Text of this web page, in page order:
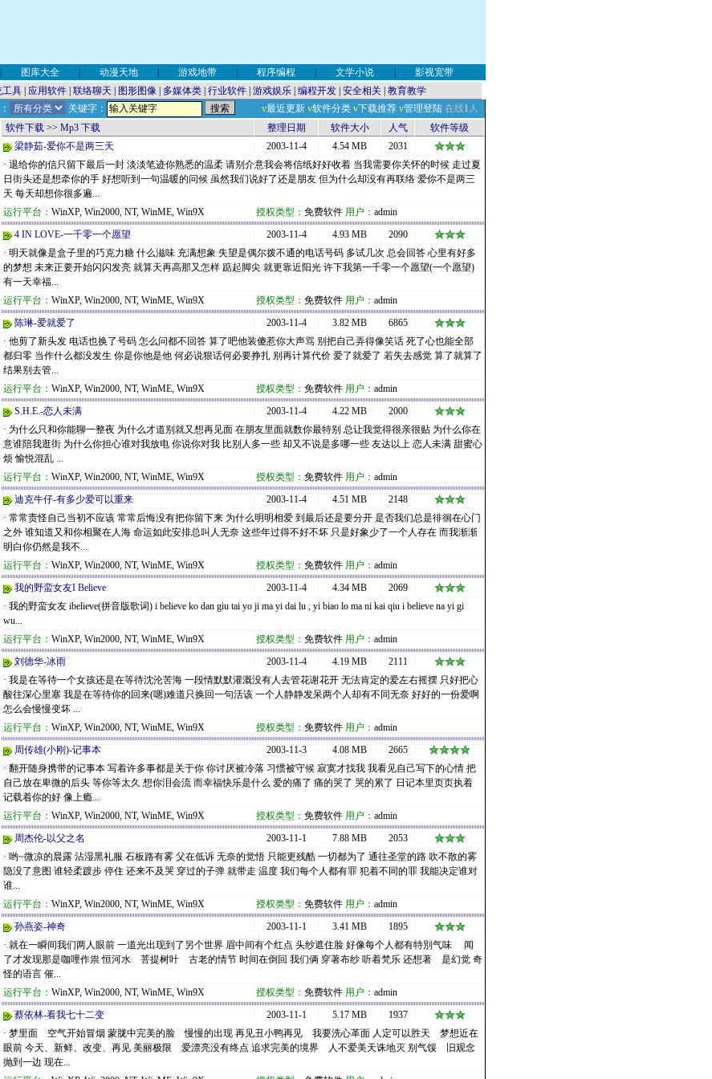
| 图库大全 | 动漫天地 | 游戏地带 | 程序编程 | 文学小说 |
影视宽带
工具 应用软件 联络聊天 图形图像 多媒体类 行业软件 游戏娱乐 编程开发 安全相关 教育教学
关键字： v最近更新 v软件分类 v下载推荐 v管理登陆 在线1人
软件下载 >> Mp3 下载 整理日期 软件大小 人气
软件等级
梁静茹-爱你不是两三天
2003-11-4 4.54 MB
2031
· 退给你的信只留下最后一封 淡淡笔迹你熟悉的温柔 请别介意我会将信纸好好收着 当我需要你关怀的时候 走过夏
日街头还是想牵你的手 好想听到一句温暖的问候 虽然我们说好了还是朋友 但为什么却没有再联络 爱你不是两三
天 每天却想你很多遍...
运行平台： WinXP, Win2000, NT, WinME, Win9X 授权类型： 免费软件 用户： admin
4 IN LOVE-一千零一个愿望
2003-11-4 4.93 MB
2090
· 明天就像是盒子里的巧克力糖 什么滋味 充满想象 失望是偶尔拨不通的电话号码 多试几次 总会回答 心里有好多
的梦想 未来正要开始闪闪发亮 就算天再高那又怎样 踮起脚尖 就更靠近阳光 许下我第一千零一个愿望(一个愿望)
有一天幸福...
运行平台： WinXP, Win2000, NT, WinME, Win9X 授权类型： 免费软件 用户： admin
陈琳-爱就爱了
2003-11-4 3.82 MB
6865
· 他剪了新头发 电话也换了号码 怎么问都不回答 算了吧他装傻惹你大声骂 别把自己弄得像笑话 死了心也能全部
都归零 当作什么都没发生 你是你他是他 何必说狠话何必要挣扎 别再计算代价 爱了就爱了 若失去感觉 算了就算了
结果别去管...
运行平台： WinXP, Win2000, NT, WinME, Win9X 授权类型： 免费软件 用户： admin
S.H.E.-恋人未满
2003-11-4 4.22 MB
2000
· 为什么只和你能聊一整夜 为什么才道别就又想再见面 在朋友里面就数你最特别 总让我觉得很亲很贴 为什么你在
意谁陪我逛街 为什么你担心谁对我放电 你说你对我 比别人多一些 却又不说是多哪一些 友达以上 恋人未满 甜蜜心
烦 愉悦混乱 ...
运行平台： WinXP, Win2000, NT, WinME, Win9X 授权类型： 免费软件 用户： admin
迪克牛仔-有多少爱可以重来
2003-11-4 4.51 MB
2148
· 常常责怪自己当初不应该 常常后悔没有把你留下来 为什么明明相爱 到最后还是要分开 是否我们总是徘徊在心门
之外 谁知道又和你相聚在人海 命运如此安排总叫人无奈 这些年过得不好不坏 只是好象少了一个人存在 而我渐渐
明白你仍然是我不...
运行平台： WinXP, Win2000, NT, WinME, Win9X 授权类型： 免费软件 用户： admin
我的野蛮女友I Believe
2003-11-4 4.34 MB
2069
· 我的野蛮女友 ibelieve(拼音版歌词) i believe ko dan giu tai yo ji ma yi dai lu , yi biao lo ma ni kai qiu i believe na yi gi
wu...
运行平台： WinXP, Win2000, NT, WinME, Win9X 授权类型： 免费软件 用户： admin
刘德华-冰雨
2003-11-4 4.19 MB
2111
· 我是在等待一个女孩还是在等待沈沦苦海 一段情默默灌溉没有人去管花谢花开 无法肯定的爱左右摇摆 只好把心
酸往深心里塞 我是在等待你的回来(嗯)难道只换回一句活该 一个人静静发呆两个人却有不同无奈 好好的一份爱啊
怎么会慢慢变坏 ...
运行平台： WinXP, Win2000, NT, WinME, Win9X 授权类型： 免费软件 用户： admin
周传雄(小刚)-记事本
2003-11-3 4.08 MB
2665
· 翻开随身携带的记事本 写着许多事都是关于你 你讨厌被冷落 习惯被守候 寂寞才找我 我看见自己写下的心情 把
自己放在卑微的后头 等你等太久 想你泪会流 而幸福快乐是什么 爱的痛了 痛的哭了 哭的累了 日记本里页页执着
记载着你的好 像上瘾...
运行平台： WinXP, Win2000, NT, WinME, Win9X 授权类型： 免费软件 用户： admin
周杰伦-以父之名
2003-11-1 7.88 MB
2053
· 哟~微凉的晨露 沾湿黑礼服 石板路有雾 父在低诉 无奈的觉悟 只能更残酷 一切都为了 通往圣堂的路 吹不散的雾
隐没了意图 谁轻柔踱步 停住 还来不及哭 穿过的子弹 就带走 温度 我们每个人都有罪 犯着不同的罪 我能决定谁对
谁...
运行平台： WinXP, Win2000, NT, WinME, Win9X 授权类型： 免费软件 用户： admin
孙燕姿-神奇
2003-11-1 3.41 MB
1895
· 就在一瞬间我们两人眼前 一道光出现到了另个世界 眉中间有个红点 头纱遮住脸 好像每个人都有特別气味 闻
了才发现那是咖哩作祟 恒河水 菩提树叶 古老的情节 时间在倒回 我们俩 穿著布纱 听着梵乐 还想著 是幻觉 奇
怪的语言 催...
运行平台： WinXP, Win2000, NT, WinME, Win9X 授权类型： 免费软件 用户： admin
蔡依林-看我七十二变
2003-11-1 5.17 MB
1937
· 梦里面 空气开始冒烟 蒙胧中完美的脸 慢慢的出现 再见丑小鸭再见 我要洗心革面 人定可以胜天 梦想近在
眼前 今天、新鲜、改变、再见 美丽极限 爱漂亮没有终点 追求完美的境界 人不爱美天诛地灭 别气馁 旧观念
抛到一边 现在...